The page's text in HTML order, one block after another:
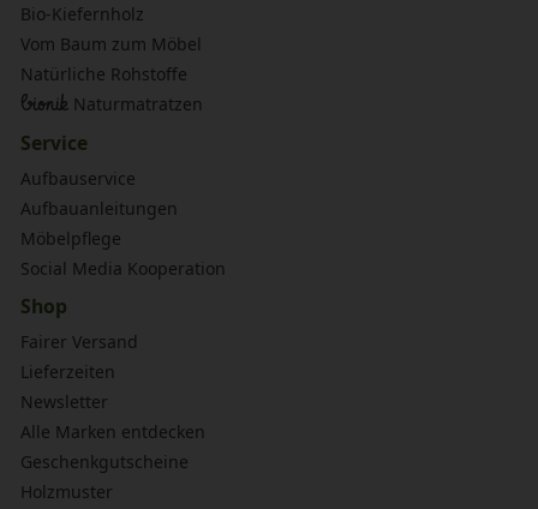
Bio-Kiefernholz
Vom Baum zum Möbel
Natürliche Rohstoffe
bionik Naturmatratzen
Service
Aufbauservice
Aufbauanleitungen
Möbelpflege
Social Media Kooperation
Shop
Fairer Versand
Lieferzeiten
Newsletter
Alle Marken entdecken
Geschenkgutscheine
Holzmuster